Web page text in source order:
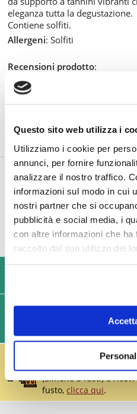
Questo sito web utilizza i
Utilizziamo i cookie per
annunci, per fornire
analizzare il nostro traffico.
informazioni sul modo in cui
nostri partner che si
pubblicità e social media, i
con altre informazioni che ha
raccolto dal suo utilizzo dei
eleganza tutta la degustazione.
Contiene solfiti.
Allergeni: Solfiti
Recensioni prodotto:
Gli imballi che
riciclabili, per la
cartone ecologico al
TI POTREBBE
LAVORATIVI)
IL RESO FUSTI TI
(almeno 3 fusti) e
fusto,clicca qui.